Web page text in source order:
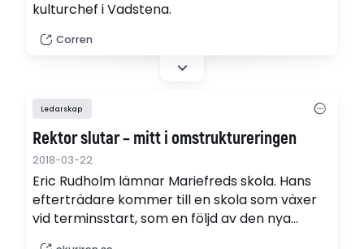
kulturchef i Vadstena.
Corren
Ledarskap
Rektor slutar – mitt i omstruktureringen
2018-03-22
Eric Rudholm lämnar Mariefreds skola. Hans
efterträdare kommer till en skola som växer
vid terminsstart, som en följd av den nya